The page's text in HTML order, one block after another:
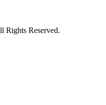
Rights Reserved.